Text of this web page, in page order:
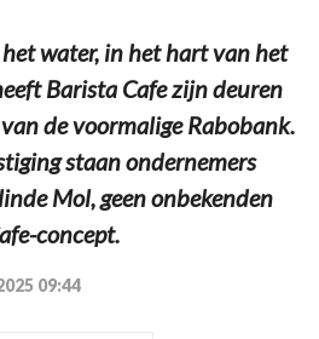
water, in het hart van het
Barista Cafe zijn deuren
de voormalige Rabobank.
staan ondernemers
Mol, geen onbekenden
concept.
09:44